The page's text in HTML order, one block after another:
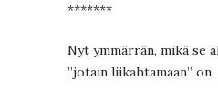
*******
Nyt ymmärrän, mikä se
”jotain liikahtamaan” on.